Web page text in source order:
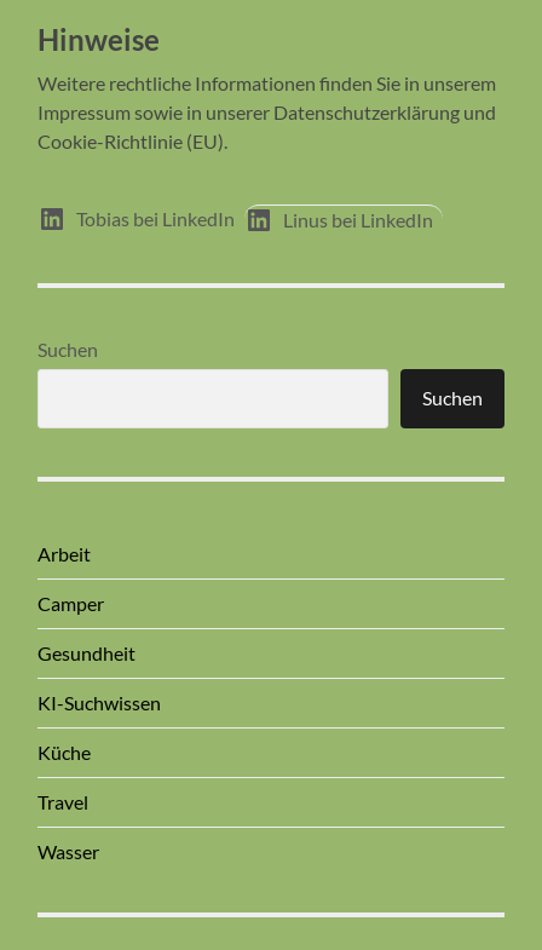
Hinweise
Weitere rechtliche Informationen finden Sie in unserem
Impressum sowie in unserer Datenschutzerklärung und
Cookie-Richtlinie (EU).
Tobias bei LinkedIn Linus bei LinkedIn
Suchen
Suchen
Arbeit
Camper
Gesundheit
KI-Suchwissen
Küche
Travel
Wasser